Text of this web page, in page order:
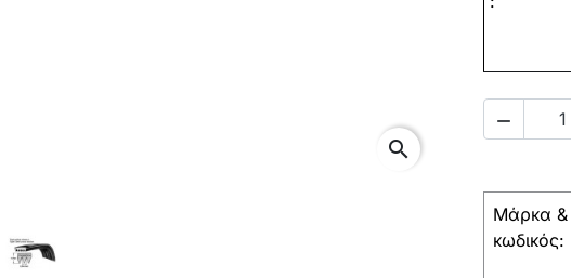
search

Μάρκα &
κωδικός: